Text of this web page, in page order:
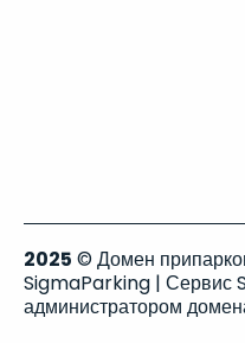
2025 © Домен
SigmaParking | Сервис
администратором